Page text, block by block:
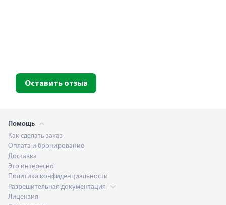
Оставить отзыв
Помощь
Как сделать заказ
Оплата и бронирование
Доставка
Это интересно
Политика конфиденциальности
Разрешительная документация
Лицензия